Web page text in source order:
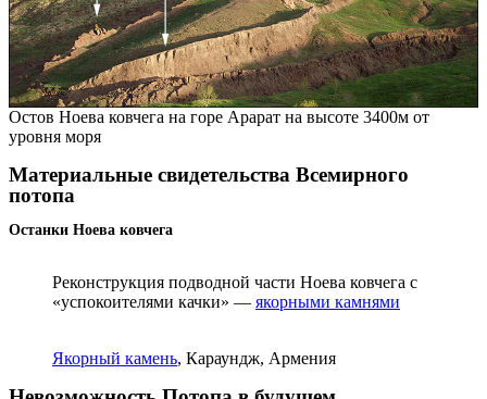
Остов Ноева ковчега на горе Арарат на высоте 3400м от
уровня моря
Материальные свидетельства Всемирного
потопа
Останки Ноева ковчега
Реконструкция подводной части Ноева ковчега с
«успокоителями качки» — якорными камнями
Якорный камень, Караундж, Армения